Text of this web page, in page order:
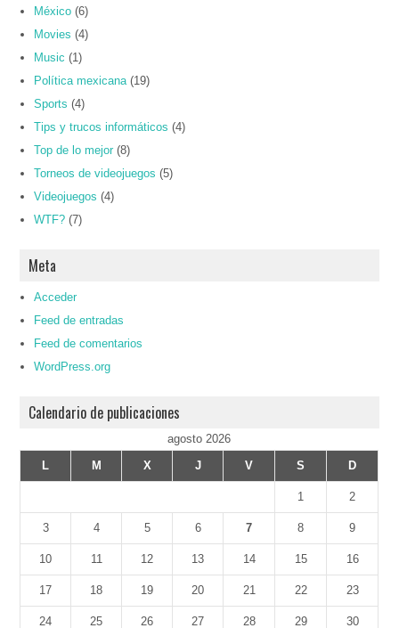
México (6)
Movies (4)
Music (1)
Política mexicana (19)
Sports (4)
Tips y trucos informáticos (4)
Top de lo mejor (8)
Torneos de videojuegos (5)
Videojuegos (4)
WTF? (7)
Meta
Acceder
Feed de entradas
Feed de comentarios
WordPress.org
Calendario de publicaciones
agosto 2026
L
M X J V S D
1 2
3 4 5 6 7 8 9
10 11 12 13 14 15 16
17 18 19 20 21 22 23
24 25 26 27 28 29 30